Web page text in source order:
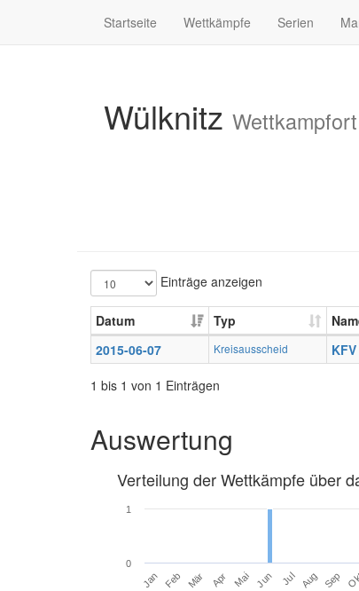
Startseite Wettkämpfe Serien
Wülknitz Wettkampfort
Einträge anzeigen
Datum Typ
2015-06-07
Kreisausscheid
1 bis 1 von 1 Einträgen
Auswertung
Verteilung der Wettkämpfe über
Jan Feb Mär Apr Mai Jun Jul Aug Sep
0
1